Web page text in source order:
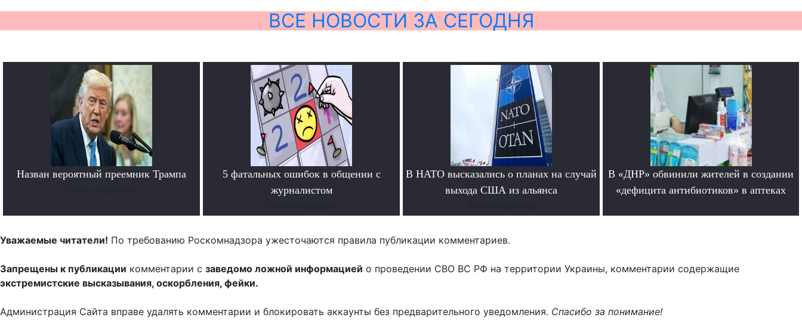
ВСЕ НОВОСТИ ЗА СЕГОДНЯ
Назван вероятный преемник Трампа
5 фатальных ошибок в общении с
журналистом
В НАТО высказались о планах на случай
выхода США из альянса
В «ДНР» обвинили жителей в создании
«дефицита антибиотиков» в аптеках
Уважаемые читатели! По требованию Роскомнадзора ужесточаются правила публикации комментариев.
Запрещены к публикации комментарии с заведомо ложной информацией о проведении СВО ВС РФ на территории Украины, комментарии содержащие
экстремистские высказывания, оскорбления, фейки.
Администрация Сайта вправе удалять комментарии и блокировать аккаунты без предварительного уведомления. Спасибо за понимание!